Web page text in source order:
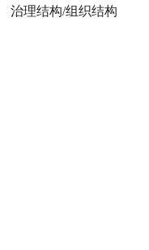
治理结构/组织结构